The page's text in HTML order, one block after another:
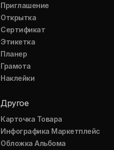
Приглашение
Открытка
Сертификат
Этикетка
Планер
Грамота
Наклейки
Другое
Карточка Товара
Инфографика Маркетплейс
Обложка Альбома